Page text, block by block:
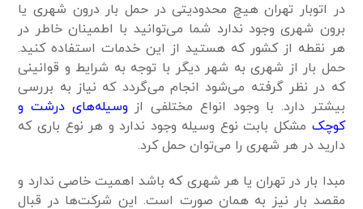
در اتوبار تهران هیچ محدودیتی در حمل بار درون شهری یا
برون شهری وجود ندارد شما می‌توانید با اطمینان خاطر در
هر نقطه از کشور که هستید از این خدمات استفاده کنید.
حمل بار از شهری به شهر دیگر با توجه به شرایط و قوانینی
که در نظر گرفته می‌شود انجام می‌گردد که نیاز به بررسی
بیشتر دارد. با وجود انواع مختلفی از وسیله‌های درشت و
کوچک مشکل بابت نوع وسیله وجود ندارد و هر نوع باری که
دارید در هر شهری را می‌توان حمل کرد.
مبدا بار در تهران یا هر شهری که باشد اهمیت خاصی ندارد و
مقصد بار نیز به همان صورت است. این شرکت‌ها در قبال